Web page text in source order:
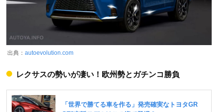
出典： autoevolution.com
レクサスの勢いが凄い！欧州勢とガチンコ勝負